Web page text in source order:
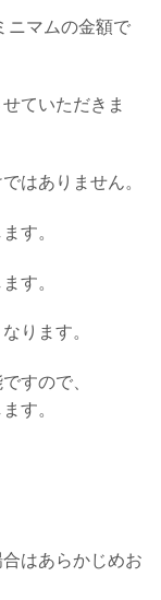
ニマムの金額で
ていただきま
はありません。
す。
す。
ります。
すので、
す。
はあらかじめお